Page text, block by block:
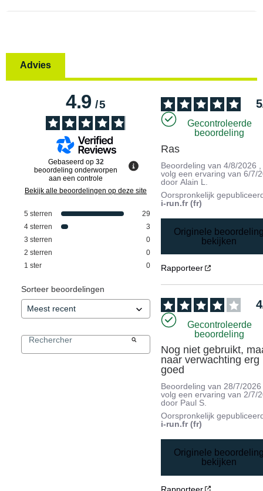
Advies
4.9/5
Gebaseerd op 32
beoordeling onderworpen
aan een controle
Bekijk alle beoordelingen op deze site
5 sterren
29
4 sterren
3
3 sterren
0
2 sterren
0
1 ster 0
Sorteer beoordelingen
5
Gecontroleerde
beoordeling
Ras
Beoordeling van4/8/2026
volg een ervaring van6/7/
doorAlain L.
Oorspronkelijk
i-run.fr (fr)
Originele
bekijken
Rapporteer
4
Gecontroleerde
beoordeling
Nog niet gebruikt,
naar verwachting erg
goed
Beoordeling van28/7/2026
volg een ervaring van2/7/
door Paul S.
Oorspronkelijk
i-run.fr (fr)
Originele
bekijken
Rapporteer